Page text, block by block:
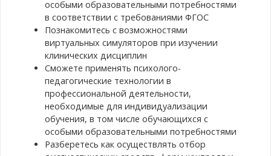
(проектная
технология,
технология
проблемного
обучения,
разноуровневое
обучение,
исследовательские
технологии,
информационно-
коммуникационные,
технология
использования
симуляционного
оборудования в
учебном процессе
при изучении
клинических
дисциплин по
специальности
«Сестринское дело»
Содержание
практического
занятия
особыми образовательными потребностями
в соответствии с требованиями ФГОС
Познакомитесь с возможностями
виртуальных симуляторов при изучении
клинических дисциплин
Сможете применять психолого-
педагогические технологии в
профессиональной деятельности,
необходимые для индивидуализации
обучения, в том числе обучающихся с
особыми образовательными потребностями
Разберетесь как осуществлять отбор